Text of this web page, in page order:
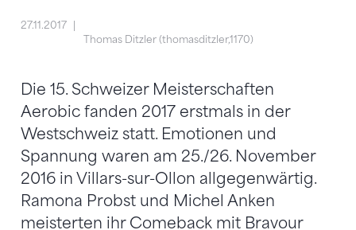
27.11.2017
Thomas Ditzler (thomasditzler,1170)
Die 15. Schweizer Meisterschaften
Aerobic fanden 2017 erstmals in der
Westschweiz statt. Emotionen und
Spannung waren am 25./26. November
2016 in Villars-sur-Ollon allgegenwärtig.
Ramona Probst und Michel Anken
meisterten ihr Comeback mit Bravour